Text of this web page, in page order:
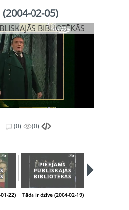
02-05)
BIBLIOTĒKĀS
(0) (0)
22)
PIEEJAMS
PUBLISKAJĀS
BIBLIOTĒKĀS
Tāda ir dzīve (2004-02-19)